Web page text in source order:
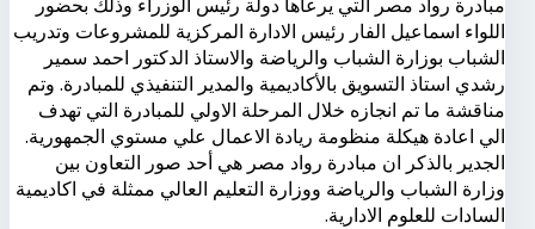
اللواء اسماعيل الفار رئيس الادارة المركزية للمشروعات وتدريب
الشباب بوزارة الشباب والرياضة والاستاذ الدكتور احمد سمير
رشدي استاذ التسويق بالأكاديمية والمدير التنفيذي للمبادرة. وتم
مناقشة ما تم انجازه خلال المرحلة الاولي للمبادرة التي تهدف
الي اعادة هيكلة منظومة ريادة الاعمال علي مستوي الجمهورية.
الجدير بالذكر ان مبادرة رواد مصر هي أحد صور التعاون بين
وزارة الشباب والرياضة ووزارة التعليم العالي ممثلة في اكاديمية
السادات للعلوم الادارية.